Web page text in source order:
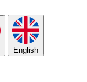
English